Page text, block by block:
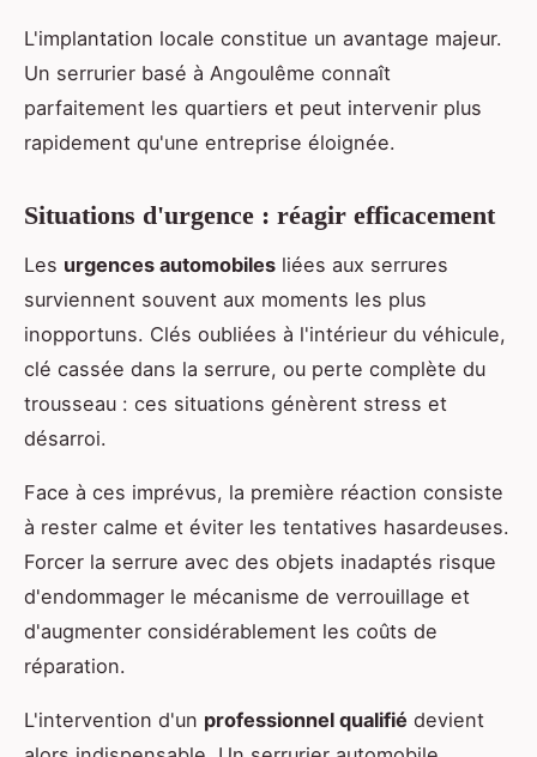
L'implantation locale constitue un avantage majeur.
Un serrurier basé à Angoulême connaît
parfaitement les quartiers et peut intervenir plus
rapidement qu'une entreprise éloignée.
Situations d'urgence : réagir efficacement
Les urgences automobiles liées aux serrures
surviennent souvent aux moments les plus
inopportuns. Clés oubliées à l'intérieur du véhicule,
clé cassée dans la serrure, ou perte complète du
trousseau : ces situations génèrent stress et
désarroi.
Face à ces imprévus, la première réaction consiste
à rester calme et éviter les tentatives hasardeuses.
Forcer la serrure avec des objets inadaptés risque
d'endommager le mécanisme de verrouillage et
d'augmenter considérablement les coûts de
réparation.
L'intervention d'un professionnel qualifié devient